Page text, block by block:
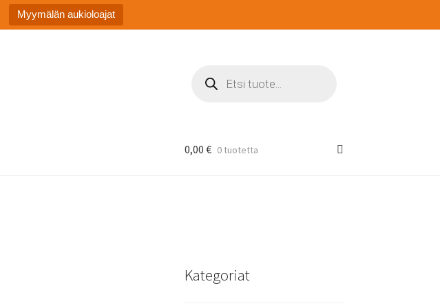
Myymälän aukioloajat
search
0,00 € 0 tuotetta
Kategoriat